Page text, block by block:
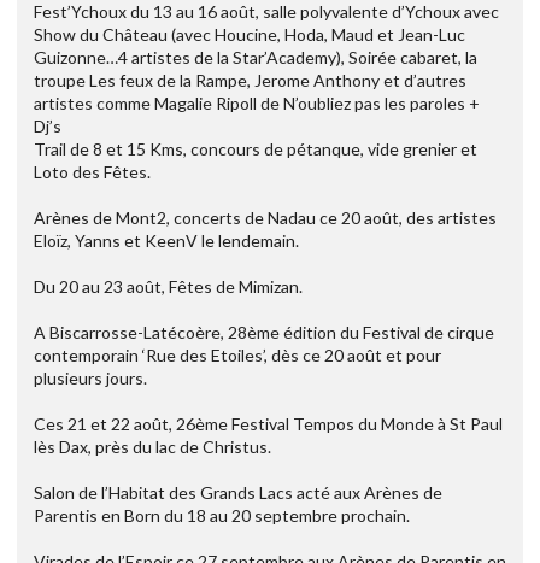
Fest’Ychoux du 13 au 16 août, salle polyvalente d’Ychoux avec
Show du Château (avec Houcine, Hoda, Maud et Jean-Luc
Guizonne…4 artistes de la Star’Academy), Soirée cabaret, la
troupe Les feux de la Rampe, Jerome Anthony et d’autres
artistes comme Magalie Ripoll de N’oubliez pas les paroles +
Dj’s
Trail de 8 et 15 Kms, concours de pétanque, vide grenier et
Loto des Fêtes.
Arènes de Mont2, concerts de Nadau ce 20 août, des artistes
Eloïz, Yanns et KeenV le lendemain.
Du 20 au 23 août, Fêtes de Mimizan.
A Biscarrosse-Latécoère, 28ème édition du Festival de cirque
contemporain ‘Rue des Etoiles’, dès ce 20 août et pour
plusieurs jours.
Ces 21 et 22 août, 26ème Festival Tempos du Monde à St Paul
lès Dax, près du lac de Christus.
Salon de l’Habitat des Grands Lacs acté aux Arènes de
Parentis en Born du 18 au 20 septembre prochain.